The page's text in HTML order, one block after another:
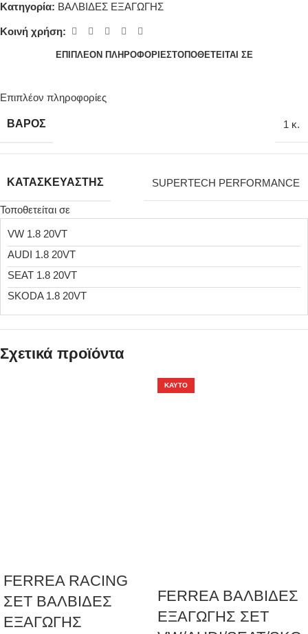
Κατηγορία: ΒΑΛΒΙΔΕΣ ΕΞΑΓΩΓΗΣ
Κοινή χρήση:
ΕΠΙΠΛΈΟΝ ΠΛΗΡΟΦΟΡΊΕΣΤΟΠΟΘΕΤΕΊΤΑΙ ΣΕ
Επιπλέον πληροφορίες
ΒΆΡΟΣ 1 κ.
ΚΑΤΑΣΚΕΥΑΣΤΉΣ SUPERTECH PERFORMANCE
Τοποθετείται σε
VW 1.8 20VT
AUDI 1.8 20VT
SEAT 1.8 20VT
SKODA 1.8 20VT
Σχετικά προϊόντα
FERREA RACING
ΣΕΤ ΒΑΛΒΙΔΕΣ
ΕΞΑΓΩΓΗΣ
ΚΑΥΤΌ
FERREA ΒΑΛΒΙΔΕΣ
ΕΞΑΓΩΓΗΣ ΣΕΤ